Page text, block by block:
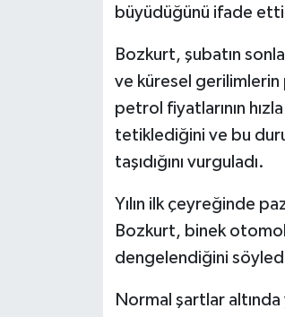
büyüdüğünü ifade
Bozkurt, şubatın
ve küresel gerilimlerin
petrol fiyatlarının
tetiklediğini ve bu
taşıdığını vurguladı.
Yılın ilk çeyreğinde
Bozkurt, binek
dengelendiğini
Normal şartlar altında